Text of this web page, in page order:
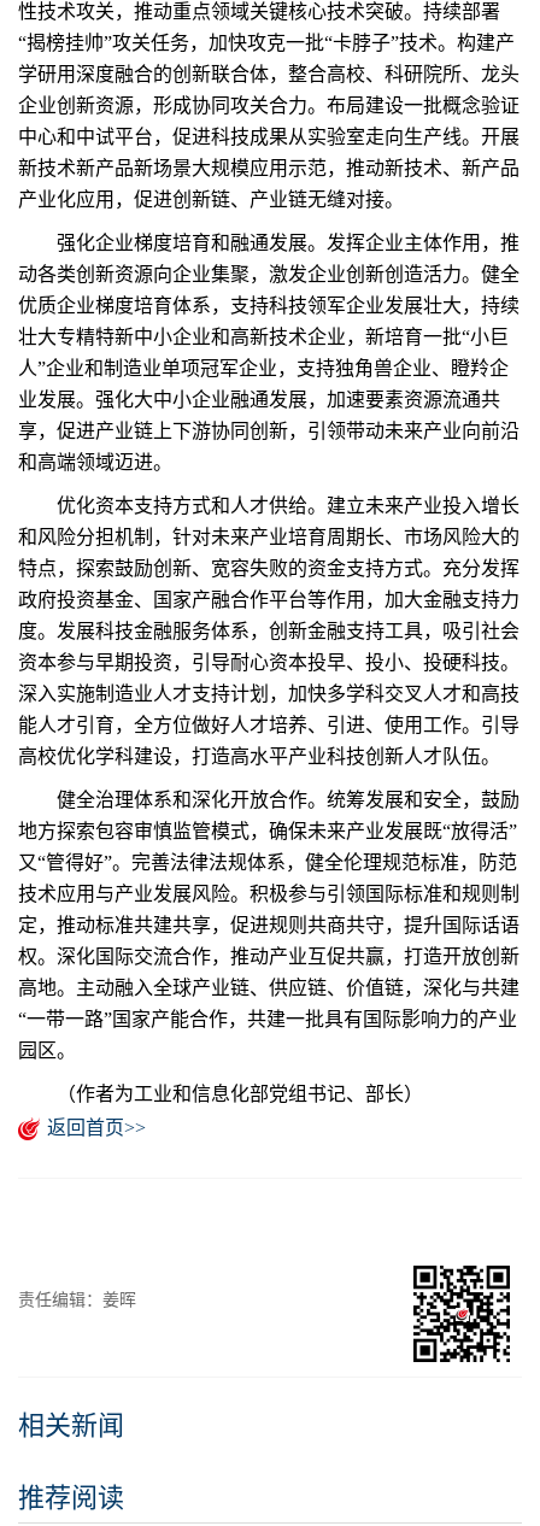
性技术攻关，推动重点领域关键核心技术突破。持续部署
“揭榜挂帅”攻关任务，加快攻克一批“卡脖子”技术。构建产
学研用深度融合的创新联合体，整合高校、科研院所、龙头
企业创新资源，形成协同攻关合力。布局建设一批概念验证
中心和中试平台，促进科技成果从实验室走向生产线。开展
新技术新产品新场景大规模应用示范，推动新技术、新产品
产业化应用，促进创新链、产业链无缝对接。
强化企业梯度培育和融通发展。发挥企业主体作用，推
动各类创新资源向企业集聚，激发企业创新创造活力。健全
优质企业梯度培育体系，支持科技领军企业发展壮大，持续
壮大专精特新中小企业和高新技术企业，新培育一批“小巨
人”企业和制造业单项冠军企业，支持独角兽企业、瞪羚企
业发展。强化大中小企业融通发展，加速要素资源流通共
享，促进产业链上下游协同创新，引领带动未来产业向前沿
和高端领域迈进。
优化资本支持方式和人才供给。建立未来产业投入增长
和风险分担机制，针对未来产业培育周期长、市场风险大的
特点，探索鼓励创新、宽容失败的资金支持方式。充分发挥
政府投资基金、国家产融合作平台等作用，加大金融支持力
度。发展科技金融服务体系，创新金融支持工具，吸引社会
资本参与早期投资，引导耐心资本投早、投小、投硬科技。
深入实施制造业人才支持计划，加快多学科交叉人才和高技
能人才引育，全方位做好人才培养、引进、使用工作。引导
高校优化学科建设，打造高水平产业科技创新人才队伍。
健全治理体系和深化开放合作。统筹发展和安全，鼓励
地方探索包容审慎监管模式，确保未来产业发展既“放得活”
又“管得好”。完善法律法规体系，健全伦理规范标准，防范
技术应用与产业发展风险。积极参与引领国际标准和规则制
定，推动标准共建共享，促进规则共商共守，提升国际话语
权。深化国际交流合作，推动产业互促共赢，打造开放创新
高地。主动融入全球产业链、供应链、价值链，深化与共建
“一带一路”国家产能合作，共建一批具有国际影响力的产业
园区。
（作者为工业和信息化部党组书记、部长）
返回首页>>
责任编辑：姜晖
相关新闻
推荐阅读